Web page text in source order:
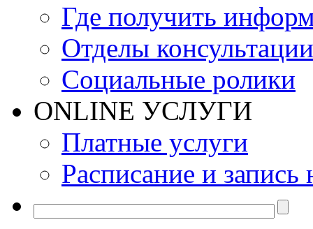
Где получить
Отделы консультации
Социальные ролики
ONLINE УСЛУГИ
Платные услуги
Расписание и запись